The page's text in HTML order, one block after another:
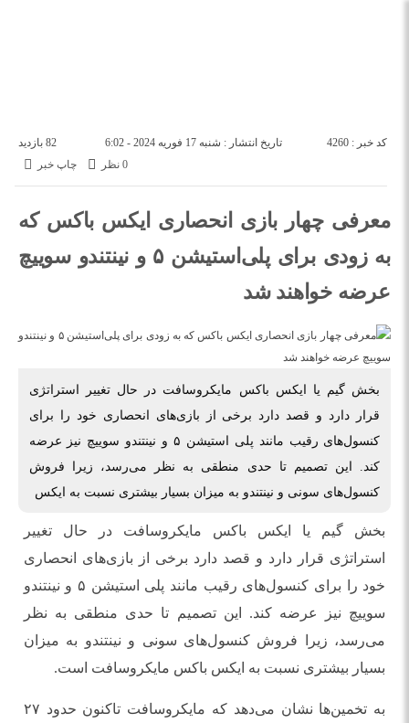
تاریخ انتشار : شنبه 17 فوریه 2024 - 6:02 82 بازدید
کد خبر : 4260
چاپ خبر
0 نظر
معرفی چهار بازی انحصاری ایکس باکس که
به زودی برای پلی‌استیشن ۵ و نینتندو سوییچ
عرضه خواهند شد
بخش گیم یا ایکس باکس مایکروسافت در حال تغییر استراتژی
قرار دارد و قصد دارد برخی از بازی‌های انحصاری خود را برای
کنسول‌های رقیب مانند پلی استیشن ۵ و نینتندو سوییچ نیز عرضه
کند. این تصمیم تا حدی منطقی به نظر می‌رسد، زیرا فروش
کنسول‌های سونی و نینتندو به میزان بسیار بیشتری نسبت به ایکس
بخش گیم یا ایکس باکس مایکروسافت در حال تغییر
استراتژی قرار دارد و قصد دارد برخی از بازی‌های انحصاری
خود را برای کنسول‌های رقیب مانند پلی استیشن ۵ و نینتندو
سوییچ نیز عرضه کند. این تصمیم تا حدی منطقی به نظر
می‌رسد، زیرا فروش کنسول‌های سونی و نینتندو به میزان
بسیار بیشتری نسبت به ایکس باکس مایکروسافت است.
به تخمین‌ها نشان می‌دهد که مایکروسافت تاکنون حدود ۲۷